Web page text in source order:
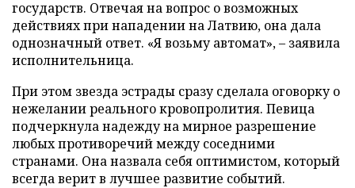
государств. Отвечая на вопрос о возможных
действиях при нападении на Латвию, она дала
однозначный ответ. «Я возьму автомат», – заявила
исполнительница.
При этом звезда эстрады сразу сделала оговорку о
нежелании реального кровопролития. Певица
подчеркнула надежду на мирное разрешение
любых противоречий между соседними
странами. Она назвала себя оптимистом, который
всегда верит в лучшее развитие событий.